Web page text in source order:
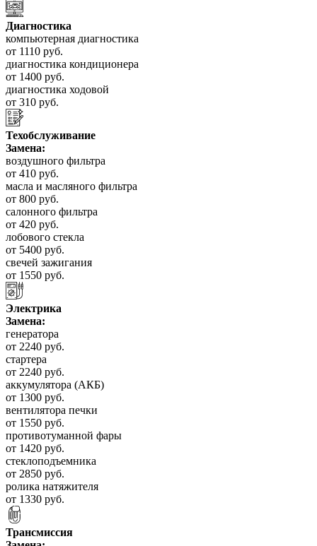
Диагностика
компьютерная диагностика
от 1110 руб.
диагностика кондиционера
от 1400 руб.
диагностика ходовой
от 310 руб.
Техобслуживание
Замена:
воздушного фильтра
от 410 руб.
масла и масляного фильтра
от 800 руб.
салонного фильтра
от 420 руб.
лобового стекла
от 5400 руб.
свечей зажигания
от 1550 руб.
Электрика
Замена:
генератора
от 2240 руб.
стартера
от 2240 руб.
аккумулятора (АКБ)
от 1300 руб.
вентилятора печки
от 1550 руб.
противотуманной фары
от 1420 руб.
стеклоподъемника
от 2850 руб.
ролика натяжителя
от 1330 руб.
Трансмиссия